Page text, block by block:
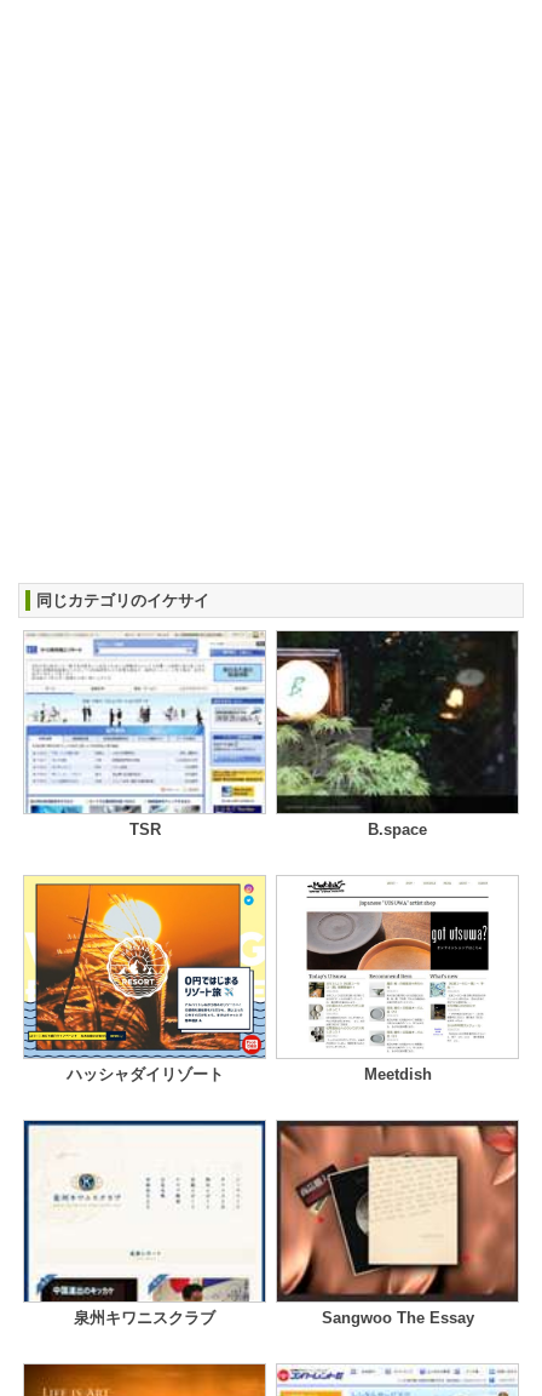
同じカテゴリのイケサイ
TSR B.space
ハッシャダイリゾート Meetdish
泉州キワニスクラブ Sangwoo The Essay